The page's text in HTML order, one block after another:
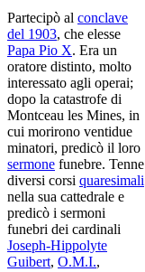
Partecipò al conclave
del 1903, che elesse
Papa Pio X. Era un
oratore distinto, molto
interessato agli operai;
dopo la catastrofe di
Montceau les Mines, in
cui morirono ventidue
minatori, predicò il loro
sermone funebre. Tenne
diversi corsi quaresimali
nella sua cattedrale e
predicò i sermoni
funebri dei cardinali
Joseph-Hippolyte
Guibert, O.M.I.,